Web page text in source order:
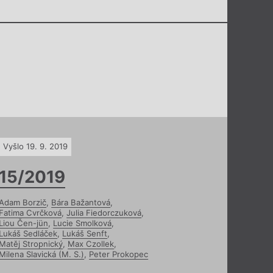
Vyšlo 19. 9. 2019
15/2019
Adam Borzič Bára Bažantová
Fatima Cvrčková Julia Fiedorczuková
Liou Čen-jün
Lucie Smolková
Lukáš Sedláček
Lukáš Senft
Matěj Stropnický Max Czollek
Milena Slavická (M. S.)
Peter Prokopec